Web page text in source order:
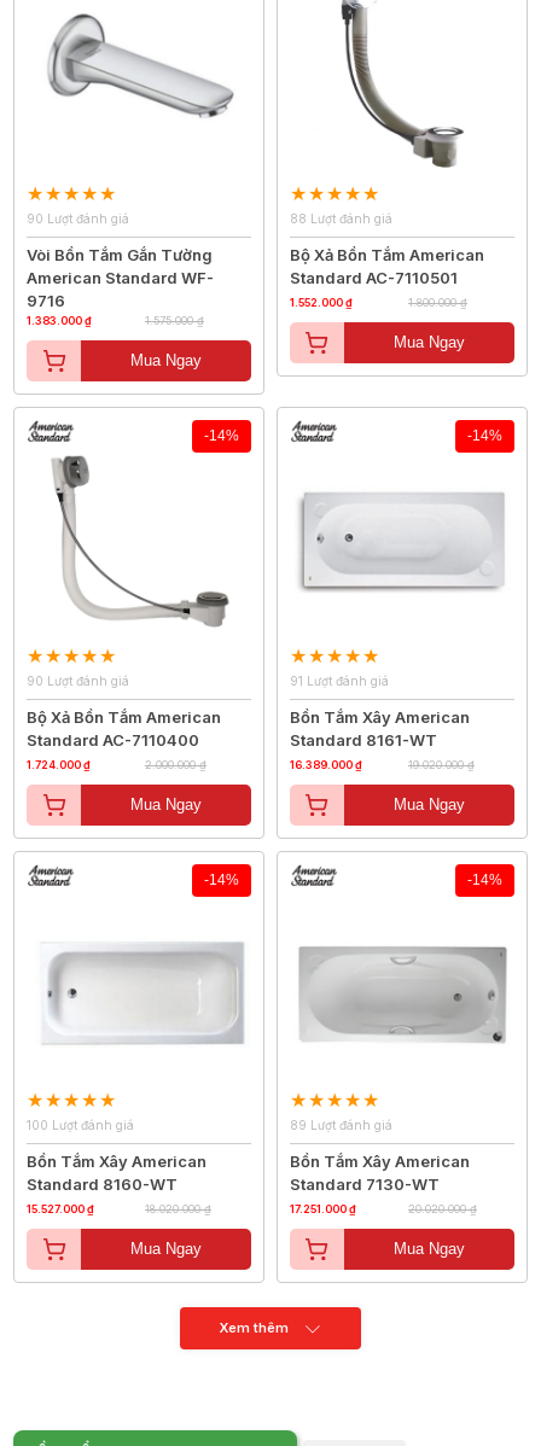
90 Lượt đánh giá
Vòi Bồn Tắm Gắn Tường
American Standard WF-
9716
1.383.000 ₫ 1.575.000 ₫
Mua Ngay
88 Lượt đánh giá
Bộ Xả Bồn Tắm American
Standard AC-7110501
1.552.000 ₫ 1.800.000 ₫
Mua Ngay
-14%
90 Lượt đánh giá
Bộ Xả Bồn Tắm American
Standard AC-7110400
1.724.000 ₫ 2.000.000 ₫
Mua Ngay
-14%
91 Lượt đánh giá
Bồn Tắm Xây American
Standard 8161-WT
16.389.000 ₫ 19.020.000 ₫
Mua Ngay
-14%
100 Lượt đánh giá
Bồn Tắm Xây American
Standard 8160-WT
15.527.000 ₫ 18.020.000 ₫
Mua Ngay
-14%
89 Lượt đánh giá
Bồn Tắm Xây American
Standard 7130-WT
17.251.000 ₫ 20.020.000 ₫
Mua Ngay
Xem thêm